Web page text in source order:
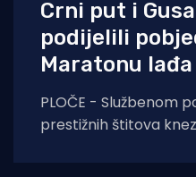
Crni put i
podijelili
Maratonu lađa
PLOČE - Službenom
prestižnih štitova